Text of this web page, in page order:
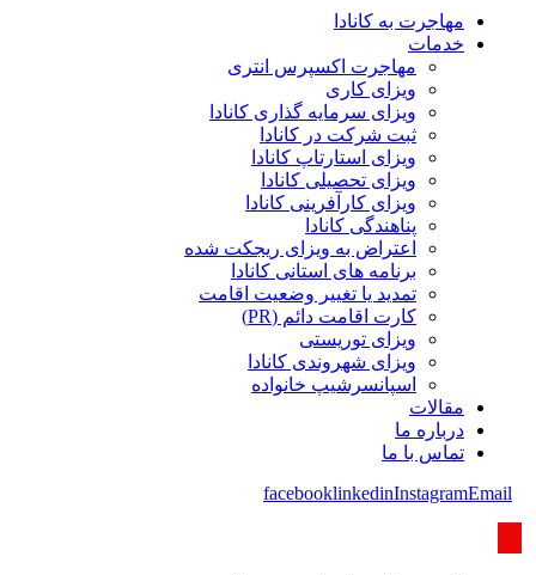
مهاجرت به کانادا
خدمات
مهاجرت اکسپرس انتری
ویزای کاری
ویزای سرمایه گذاری کانادا
ثبت شرکت در کانادا
ویزای استارتاپ کانادا
ویزای تحصیلی کانادا
ویزای کارآفرینی کانادا
پناهندگی کانادا
اعتراض به ویزای ریجکت شده
برنامه های استانی کانادا
تمدید یا تغییر وضعیت اقامت
کارت اقامت دائم (PR)
ویزای توریستی
ویزای شھروندی کانادا
اسپانسرشیپ خانواده
مقالات
درباره ما
تماس با ما
facebooklinkedinInstagramEmail